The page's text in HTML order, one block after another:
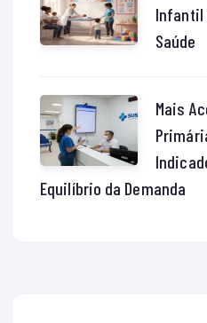
Infantil
Saúde
Mais
Equilíbrio da Demanda